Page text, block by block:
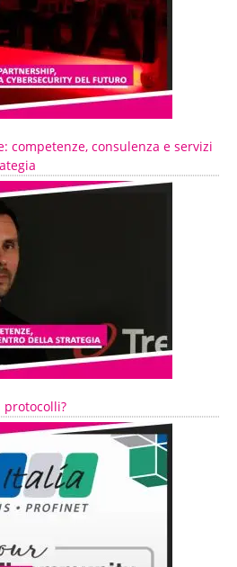
competenze, consulenza e servizi
protocolli?